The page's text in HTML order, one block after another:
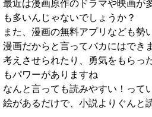
最近は漫画原作のドラマや映画が
も多いんじゃないでしょうか？
また、漫画の無料アプリなども勢
漫画だからと言ってバカにはでき
考えさせられたり、勇気をもらっ
もパワーがありますね
なんと言っても読みやすい！って
絵があるだけで、小説よりぐんと